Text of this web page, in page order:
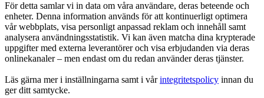
För detta samlar vi in data om våra användare, deras beteende och
enheter. Denna information används för att kontinuerligt optimera
vår webbplats, visa personligt anpassad reklam och innehåll samt
analysera användningsstatistik. Vi kan även matcha dina krypterade
uppgifter med externa leverantörer och visa erbjudanden via deras
onlinekanaler – men endast om du redan använder deras tjänster.
Läs gärna mer i inställningarna samt i vårintegritetspolicy innan du
ger ditt samtycke.